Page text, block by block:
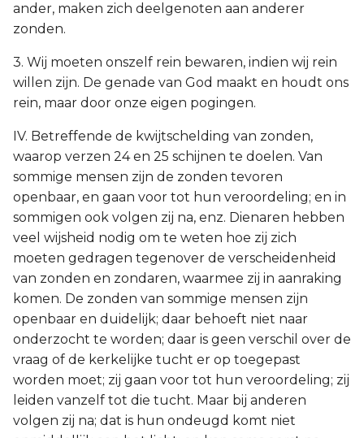
ander, maken zich deelgenoten aan anderer
zonden.
3. Wij moeten onszelf rein bewaren, indien wij rein
willen zijn. De genade van God maakt en houdt ons
rein, maar door onze eigen pogingen.
IV. Betreffende de kwijtschelding van zonden,
waarop verzen 24 en 25 schijnen te doelen. Van
sommige mensen zijn de zonden tevoren
openbaar, en gaan voor tot hun veroordeling; en in
sommigen ook volgen zij na, enz. Dienaren hebben
veel wijsheid nodig om te weten hoe zij zich
moeten gedragen tegenover de verscheidenheid
van zonden en zondaren, waarmee zij in aanraking
komen. De zonden van sommige mensen zijn
openbaar en duidelijk; daar behoeft niet naar
onderzocht te worden; daar is geen verschil over de
vraag of de kerkelijke tucht er op toegepast
worden moet; zij gaan voor tot hun veroordeling; zij
leiden vanzelf tot die tucht. Maar bij anderen
volgen zij na; dat is hun ondeugd komt niet